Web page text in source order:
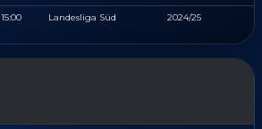
15:00 Landesliga Süd 2024/25